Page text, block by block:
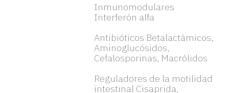
Inmunomodulares
Interferón alfa
Antibióticos Betalactámicos,
Aminoglucósidos,
Cefalosporinas, Macrólidos
Reguladores de la motilidad
intestinal Cisaprida,